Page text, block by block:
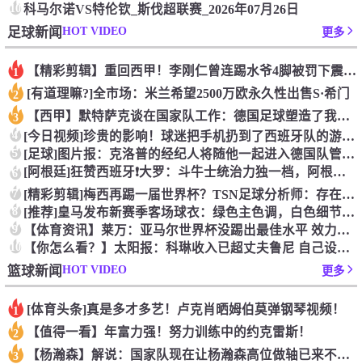
10科马尔诺VS特伦钦_斯伐超联赛_2026年07月26日
足球新闻HOT VIDEO 更多
1 【精彩剪辑】重回西甲！李刚仁曾连踢水爷4脚被罚下震惊足坛
2 [有道理嘛?]全市场：米兰希望2500万欧永久性出售S·希门
3 【西甲】默特萨克谈在国家队工作：德国足球塑造了我的人生，感谢
4 [今日视频]珍贵的影响！球迷把手机扔到了西班牙队的游行大巴上
5 [足球]图片报：克洛普的经纪人将随他一起进入德国队管理团队
6 [阿根廷]狂赞西班牙❗大罗：斗牛士统治力独一档，阿根廷有梅西
7 [精彩剪辑]梅西再踢一届世界杯？TSN足球分析师：存在可能性
8 [推荐]皇马发布新赛季客场球衣：绿色主色调，白色细节+经典肩
9 【体育资讯】莱万：亚马尔世界杯没踢出最佳水平 效力过巴萨后就
10 【你怎么看？】太阳报：科琳收入已超丈夫鲁尼 自己设计服装8岁
篮球新闻HOT VIDEO 更多
1 [体育头条]真是多才多艺！卢克肖晒姆伯莫弹钢琴视频！
2 【值得一看】年富力强！努力训练中的约克雷斯！
3 【杨瀚森】解说：国家队现在让杨瀚森高位做轴已来不及了 多打打